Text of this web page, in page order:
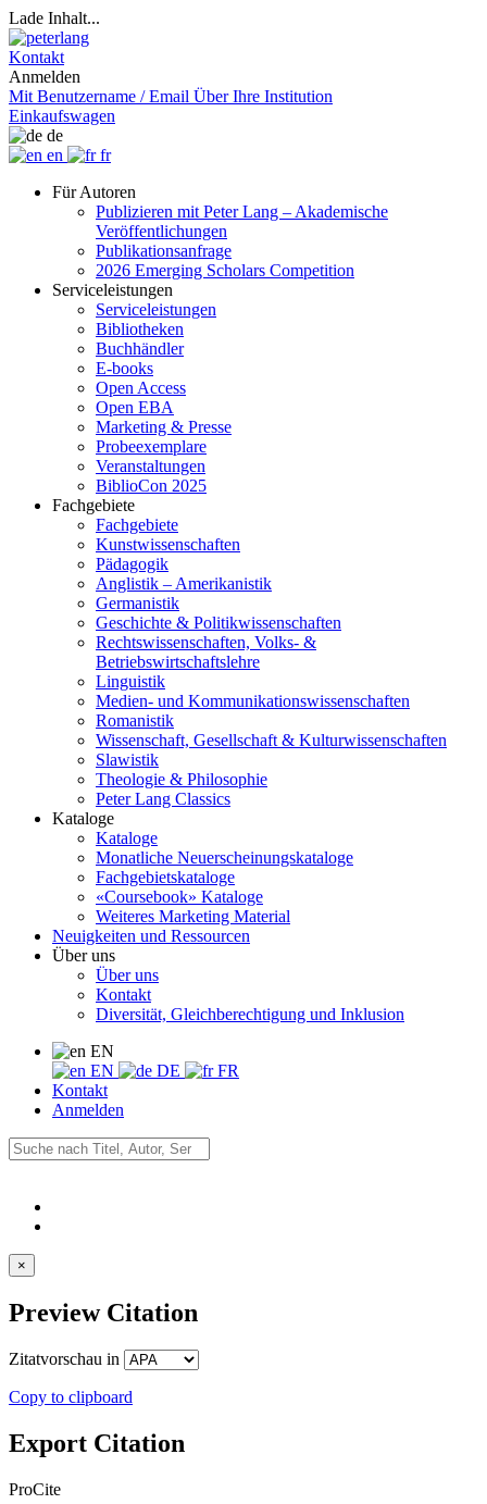
Lade Inhalt...
Kontakt
Anmelden
Mit Benutzername / Email Über Ihre Institution
Einkaufswagen
de
en
fr
Für Autoren
Publizieren mit Peter Lang – Akademische
Veröffentlichungen
Publikationsanfrage
2026 Emerging Scholars Competition
Serviceleistungen
Serviceleistungen
Bibliotheken
Buchhändler
E-books
Open Access
Open EBA
Marketing & Presse
Probeexemplare
Veranstaltungen
BiblioCon 2025
Fachgebiete
Fachgebiete
Kunstwissenschaften
Pädagogik
Anglistik – Amerikanistik
Germanistik
Geschichte & Politikwissenschaften
Rechtswissenschaften, Volks- &
Betriebswirtschaftslehre
Linguistik
Medien- und Kommunikationswissenschaften
Romanistik
Wissenschaft, Gesellschaft & Kulturwissenschaften
Slawistik
Theologie & Philosophie
Peter Lang Classics
Kataloge
Kataloge
Monatliche Neuerscheinungskataloge
Fachgebietskataloge
«Coursebook» Kataloge
Weiteres Marketing Material
Neuigkeiten und Ressourcen
Über uns
Über uns
Kontakt
Diversität, Gleichberechtigung und Inklusion
EN
EN
DE
FR
Kontakt
Anmelden
×
Preview Citation
Zitatvorschau in
Copy to clipboard
Export Citation
ProCite